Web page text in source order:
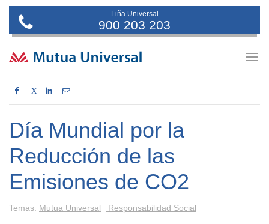
Liña Universal
900 203 203
X
Día Mundial por la
Reducción de las
Emisiones de CO2
Temas: Mutua Universal Responsabilidad Social